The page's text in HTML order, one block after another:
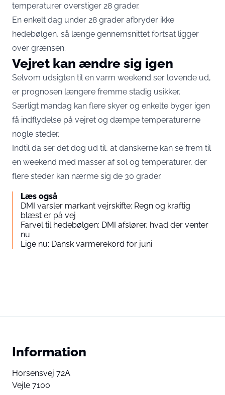
temperaturer overstiger 28 grader.
En enkelt dag under 28 grader afbryder ikke
hedebølgen, så længe gennemsnittet fortsat ligger
over grænsen.
Vejret kan ændre sig igen
Selvom udsigten til en varm weekend ser lovende ud,
er prognosen længere fremme stadig usikker.
Særligt mandag kan flere skyer og enkelte byger igen
få indflydelse på vejret og dæmpe temperaturerne
nogle steder.
Indtil da ser det dog ud til, at danskerne kan se frem til
en weekend med masser af sol og temperaturer, der
flere steder kan nærme sig de 30 grader.
Læs også
DMI varsler markant vejrskifte: Regn og kraftig
blæst er på vej
Farvel til hedebølgen: DMI afslører, hvad der venter
nu
Lige nu: Dansk varmerekord for juni
Information
Horsensvej 72A
Vejle 7100